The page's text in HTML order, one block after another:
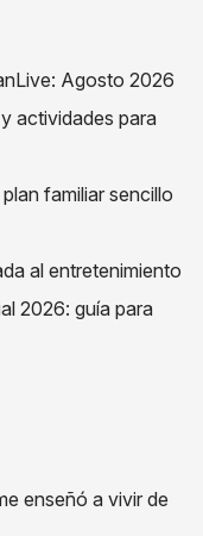
Agosto 2026
actividades para
familiar sencillo
al entretenimiento
2026: guía para
enseñó a vivir de